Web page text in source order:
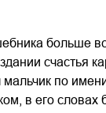
больше
счастья
по
в его словах